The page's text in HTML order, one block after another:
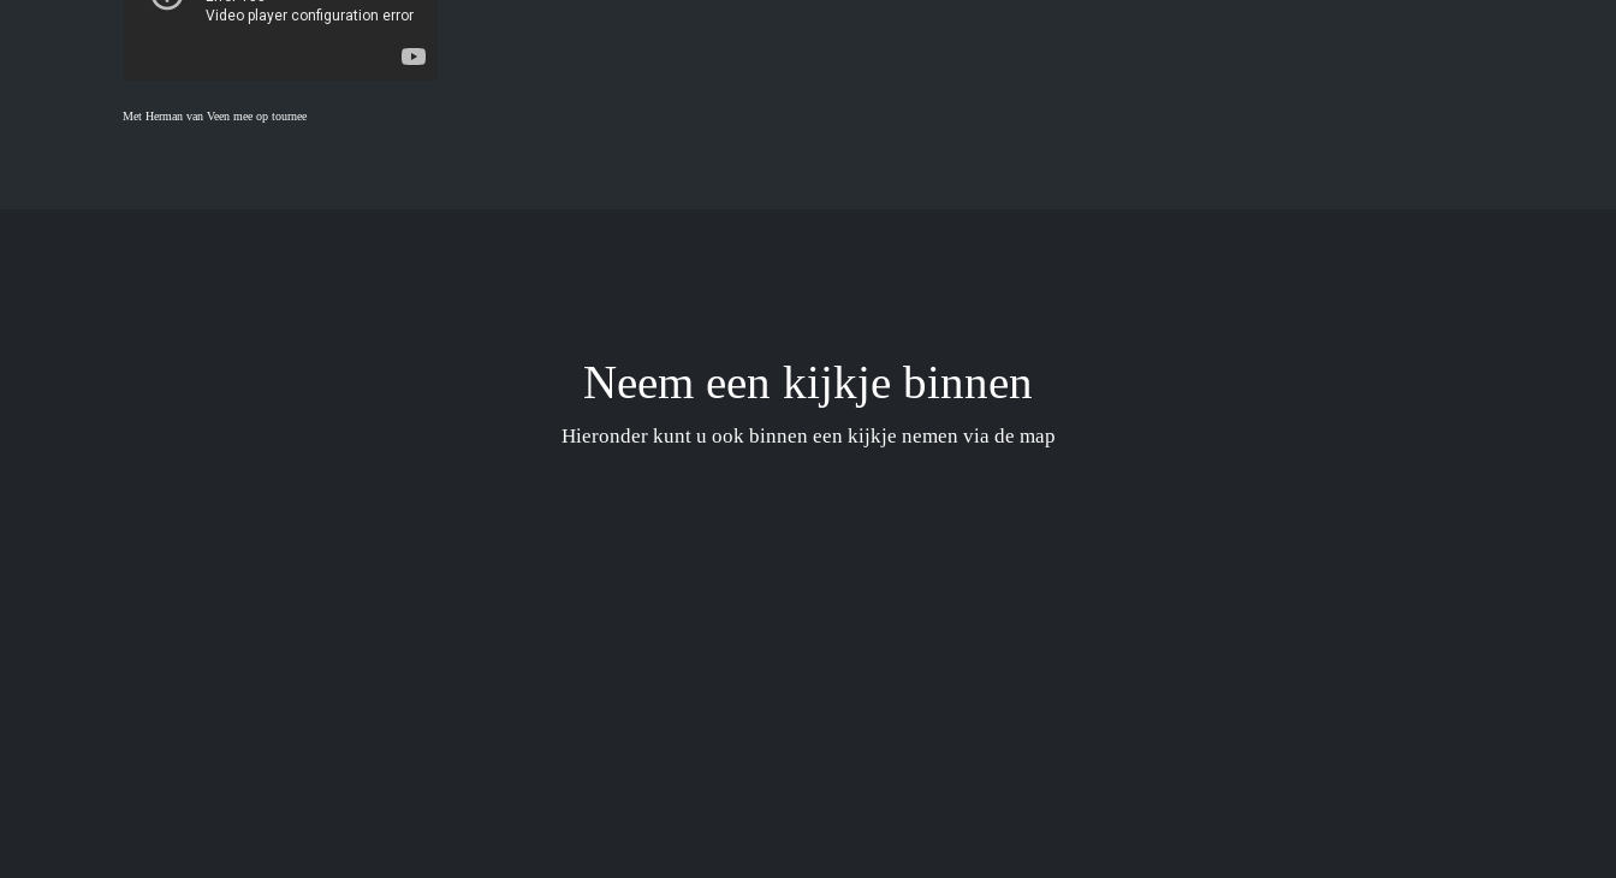
Met Herman van Veen mee op tournee
Neem een kijkje binnen
Hieronder kunt u ook binnen een kijkje nemen via de map